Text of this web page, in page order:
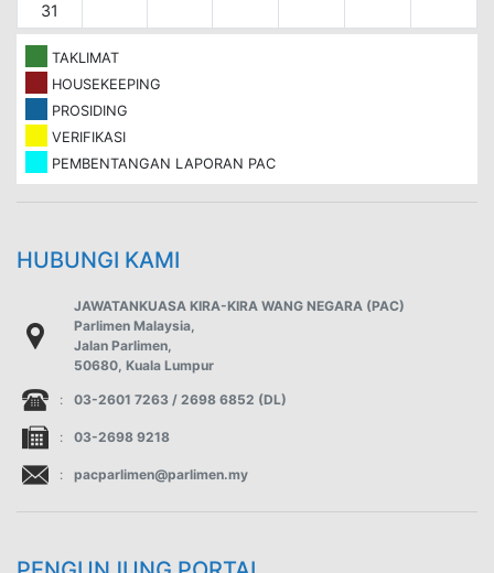
31
TAKLIMAT
HOUSEKEEPING
PROSIDING
VERIFIKASI
PEMBENTANGAN LAPORAN PAC
HUBUNGI KAMI
JAWATANKUASA KIRA-KIRA WANG NEGARA (PAC)
Parlimen Malaysia,
Jalan Parlimen,
50680, Kuala Lumpur
: 03-2601 7263 / 2698 6852 (DL)
: 03-2698 9218
: pacparlimen@parlimen.my